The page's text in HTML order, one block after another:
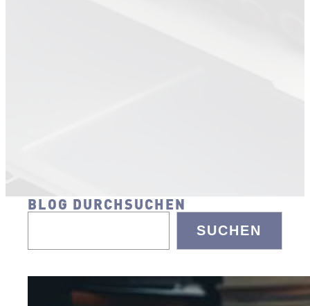
BLOG DURCHSUCHEN
SUCHEN